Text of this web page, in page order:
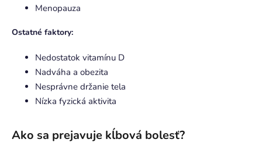
Menopauza
Ostatné faktory:
Nedostatok vitamínu D
Nadváha a obezita
Nesprávne držanie tela
Nízka fyzická aktivita
Ako sa prejavuje kĺbová bolesť?